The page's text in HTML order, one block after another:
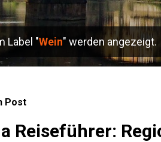
IMPRESSUM,
Label "Wein" werden angezeigt.
Post
Reiseführer: